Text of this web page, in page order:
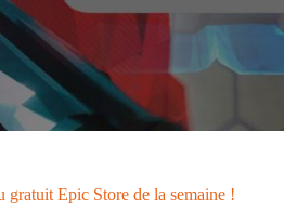
gratuit Epic Store de la semaine !